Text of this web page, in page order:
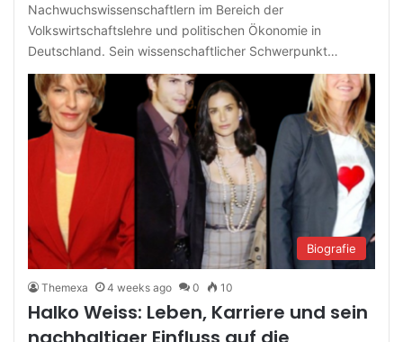
Nachwuchswissenschaftlern im Bereich der
Volkswirtschaftslehre und politischen Ökonomie in
Deutschland. Sein wissenschaftlicher Schwerpunkt…
Biografie
Themexa 4 weeks ago 0 10
Halko Weiss: Leben, Karriere und sein